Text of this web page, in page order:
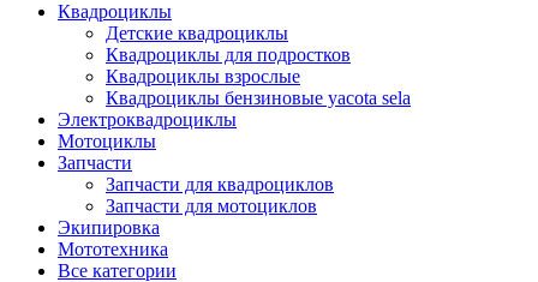
Квадроциклы
Детские квадроциклы
Квадроциклы для подростков
Квадроциклы взрослые
Квадроциклы бензиновые yacota sela
Электроквадроциклы
Мотоциклы
Запчасти
Запчасти для квадроциклов
Запчасти для мотоциклов
Экипировка
Мототехника
Все категории